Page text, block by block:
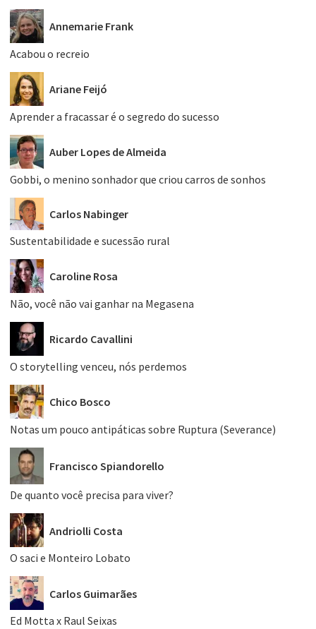
Annemarie Frank
Acabou o recreio
Ariane Feijó
Aprender a fracassar é o segredo do sucesso
Auber Lopes de Almeida
Gobbi, o menino sonhador que criou carros de sonhos
Carlos Nabinger
Sustentabilidade e sucessão rural
Caroline Rosa
Não, você não vai ganhar na Megasena
Ricardo Cavallini
O storytelling venceu, nós perdemos
Chico Bosco
Notas um pouco antipáticas sobre Ruptura (Severance)
Francisco Spiandorello
De quanto você precisa para viver?
Andriolli Costa
O saci e Monteiro Lobato
Carlos Guimarães
Ed Motta x Raul Seixas